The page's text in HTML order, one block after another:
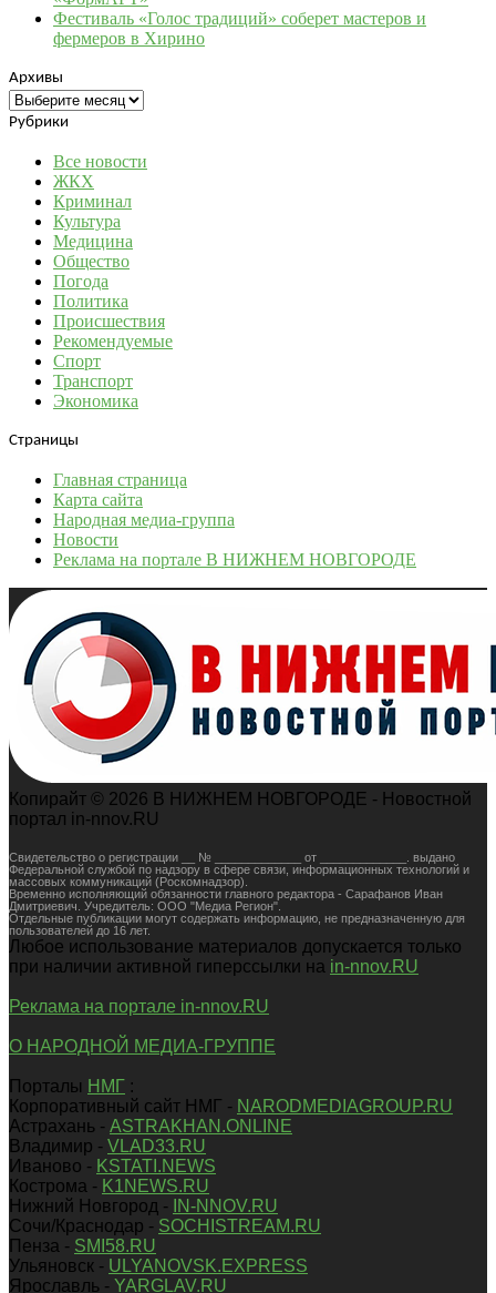
Фестиваль «Голос традиций» соберет мастеров и
фермеров в Хирино
Архивы
Архивы
Рубрики
Все новости
ЖКХ
Криминал
Культура
Медицина
Общество
Погода
Политика
Происшествия
Рекомендуемые
Спорт
Транспорт
Экономика
Страницы
Главная страница
Карта сайта
Народная медиа-группа
Новости
Реклама на портале В НИЖНЕМ НОВГОРОДЕ
Копирайт © 2026 В НИЖНЕМ НОВГОРОДЕ - Новостной
портал in-nnov.RU
Свидетельство о регистрации __ № _____________ от _____________. выдано
Федеральной службой по надзору в сфере связи, информационных технологий и
массовых коммуникаций (Роскомнадзор).
Временно исполняющий обязанности главного редактора - Сарафанов Иван
Дмитриевич. Учредитель: ООО "Медиа Регион".
Отдельные публикации могут содержать информацию, не предназначенную для
пользователей до 16 лет.
Любое использование материалов допускается только
при наличии активной гиперссылки на in-nnov.RU
Реклама на портале in-nnov.RU
О НАРОДНОЙ МЕДИА-ГРУППЕ
Порталы НМГ :
Корпоративный сайт НМГ - NARODMEDIAGROUP.RU
Астрахань - ASTRAKHAN.ONLINE
Владимир - VLAD33.RU
Иваново - KSTATI.NEWS
Кострома - K1NEWS.RU
Нижний Новгород -
IN-NNOV.RU
Сочи/Краснодар - SOCHISTREAM.RU
Пенза - SMI58.RU
Ульяновск - ULYANOVSK.EXPRESS
Ярославль - YARGLAV.RU